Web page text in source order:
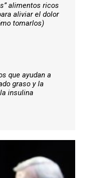
alimentos ricos
aliviar el dolor
tomarlos)
que ayudan a
graso y la
insulina